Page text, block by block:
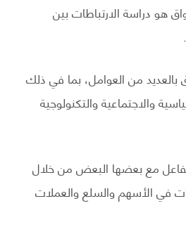
هو دراسة الارتباطات بين
بالعديد من العوامل، بما في ذلك
والاجتماعية والتكنولوجية
مع بعضها البعض من خلال
في الأسهم والسلع والعملات